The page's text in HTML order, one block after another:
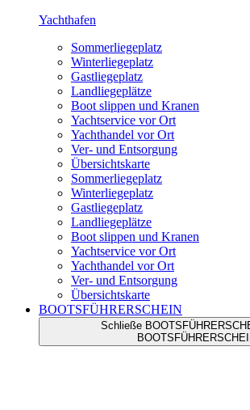
Yachthafen
Sommerliegeplatz
Winterliegeplatz
Gastliegeplatz
Landliegeplätze
Boot slippen und Kranen
Yachtservice vor Ort
Yachthandel vor Ort
Ver- und Entsorgung
Übersichtskarte
Sommerliegeplatz
Winterliegeplatz
Gastliegeplatz
Landliegeplätze
Boot slippen und Kranen
Yachtservice vor Ort
Yachthandel vor Ort
Ver- und Entsorgung
Übersichtskarte
BOOTSFÜHRERSCHEIN
Schließe